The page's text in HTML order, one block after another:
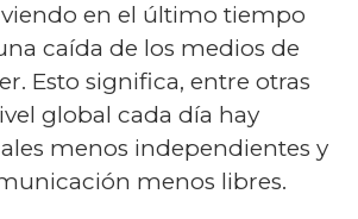
en el último tiempo
caída de los medios de
Esto significa, entre otras
global cada día hay
menos independientes y
menos libres.